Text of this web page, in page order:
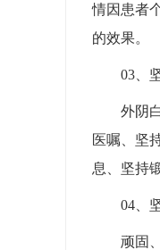
情因患者
的效果。
03、
外阴
医嘱、坚
息、坚持
04、
顽固